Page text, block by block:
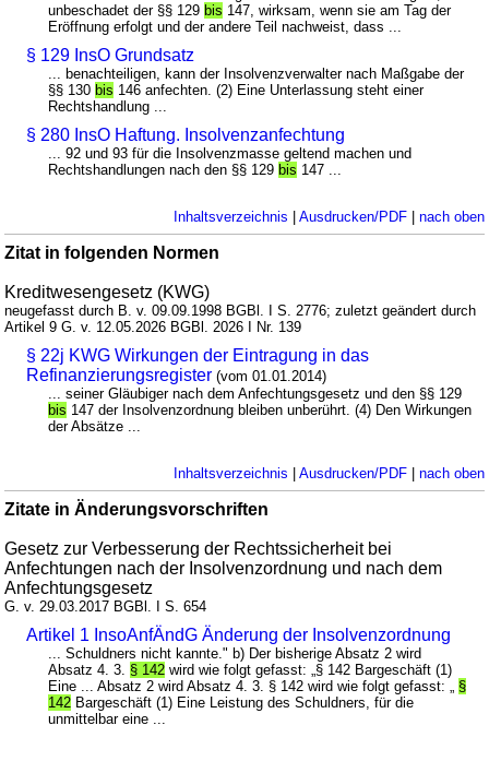
unbeschadet der §§ 129bis 147, wirksam, wenn sie am Tag der
Eröffnung erfolgt und der andere Teil nachweist, dass ...
§ 129 InsO Grundsatz
... benachteiligen, kann der Insolvenzverwalter nach Maßgabe der
§§ 130bis 146 anfechten. (2) Eine Unterlassung steht einer
Rechtshandlung ...
§ 280 InsO Haftung. Insolvenzanfechtung
... 92 und 93 für die Insolvenzmasse geltend machen und
Rechtshandlungen nach den §§ 129bis 147 ...
Inhaltsverzeichnis | Ausdrucken/PDF| nach oben
Zitat in folgenden Normen
Kreditwesengesetz (KWG)
neugefasst durch B. v. 09.09.1998 BGBl. I S. 2776; zuletzt geändert durch
Artikel 9 G. v. 12.05.2026 BGBl. 2026 I Nr. 139
§ 22j KWG Wirkungen der Eintragung in das
Refinanzierungsregister (vom 01.01.2014)
... seiner Gläubiger nach dem Anfechtungsgesetz und den §§ 129
bis 147 der Insolvenzordnung bleiben unberührt. (4) Den Wirkungen
der Absätze ...
Inhaltsverzeichnis | Ausdrucken/PDF| nach oben
Zitate in Änderungsvorschriften
Gesetz zur Verbesserung der Rechtssicherheit bei
Anfechtungen nach der Insolvenzordnung und nach dem
Anfechtungsgesetz
G. v. 29.03.2017 BGBl. I S. 654
Artikel 1 InsoAnfÄndG Änderung der Insolvenzordnung
... Schuldners nicht kannte." b) Der bisherige Absatz 2 wird
Absatz 4. 3. § 142 wird wie folgt gefasst: „§ 142 Bargeschäft (1)
Eine ... Absatz 2 wird Absatz 4. 3. § 142 wird wie folgt gefasst: „ §
142 Bargeschäft (1) Eine Leistung des Schuldners, für die
unmittelbar eine ...